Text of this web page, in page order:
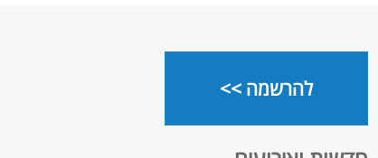
להרשמה >>